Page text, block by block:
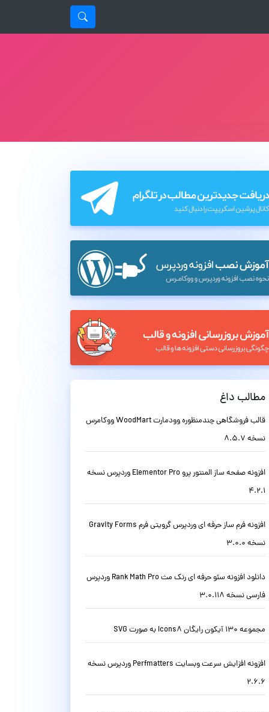
مطالب داغ
قالب فروشگاهی چندمنظوره وودمارت WoodMart ووکامرس
نسخه 8.5.7
افزونه صفحه ساز المنتور پرو Elementor Pro وردپرس نسخه
4.2.1
افزونه فرم ساز حرفه ای وردپرس گرویتی فرم Gravity Forms
نسخه 3.0.0
دانلود افزونه سئو حرفه ای رنک مث Rank Math Pro وردپرس
فارسی نسخه 3.0.118
مجموعه 130 آیکون رایگان Icons8 به صورت SVG
افزونه افزایش سرعت وبسایت Perfmatters وردپرس نسخه
2.6.6